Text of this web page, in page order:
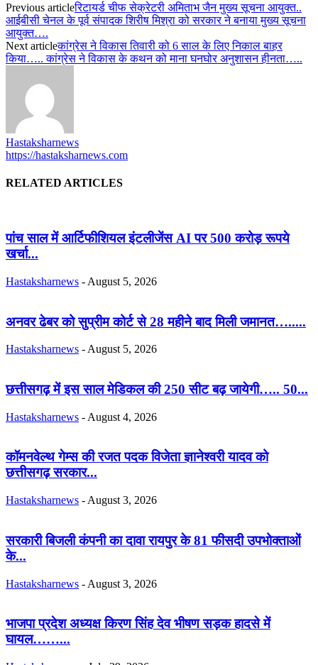
Previous articleरिटायर्ड चीफ सेक्रेटरी अमिताभ जैन मुख्य सूचना आयुक्त..
आईबीसी चेनल के पूर्व संपादक शिरीष मिश्रा को सरकार ने बनाया मुख्य सूचना
आयुक्त….
Next articleकांग्रेस ने विकास तिवारी को 6 साल के लिए निकाल बाहर
किया….. कांग्रेस ने विकास के कथन को माना घनघोर अनुशासन हीनता…..
Hastaksharnews
https://hastaksharnews.com
RELATED ARTICLES
पांच साल में आर्टिफीशियल इंटलीजेंस AI पर 500 करोड़ रूपये
खर्चा...
Hastaksharnews - August 5, 2026
अनवर ढेबर को सुप्रीम कोर्ट से 28 महीने बाद मिली जमानत….....
Hastaksharnews - August 5, 2026
छत्तीसगढ़ में इस साल मेडिकल की 250 सीट बढ़ जायेगी….. 50...
Hastaksharnews - August 4, 2026
कॉमनवेल्थ गेम्स की रजत पदक विजेता ज्ञानेश्वरी यादव को
छत्तीसगढ़ सरकार...
Hastaksharnews - August 3, 2026
सरकारी बिजली कंपनी का दावा रायपुर के 81 फीसदी उपभोक्ताओं
के...
Hastaksharnews - August 3, 2026
भाजपा प्रदेश अध्यक्ष किरण सिंह देव भीषण सड़क हादसे में
घायल……...